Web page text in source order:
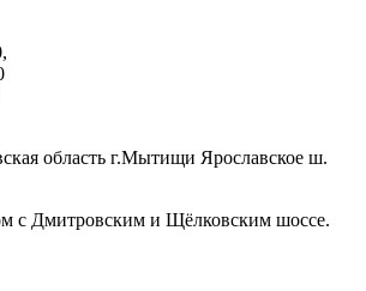
область г.Мытищи Ярославское ш.
с Дмитровским и Щёлковским шоссе.